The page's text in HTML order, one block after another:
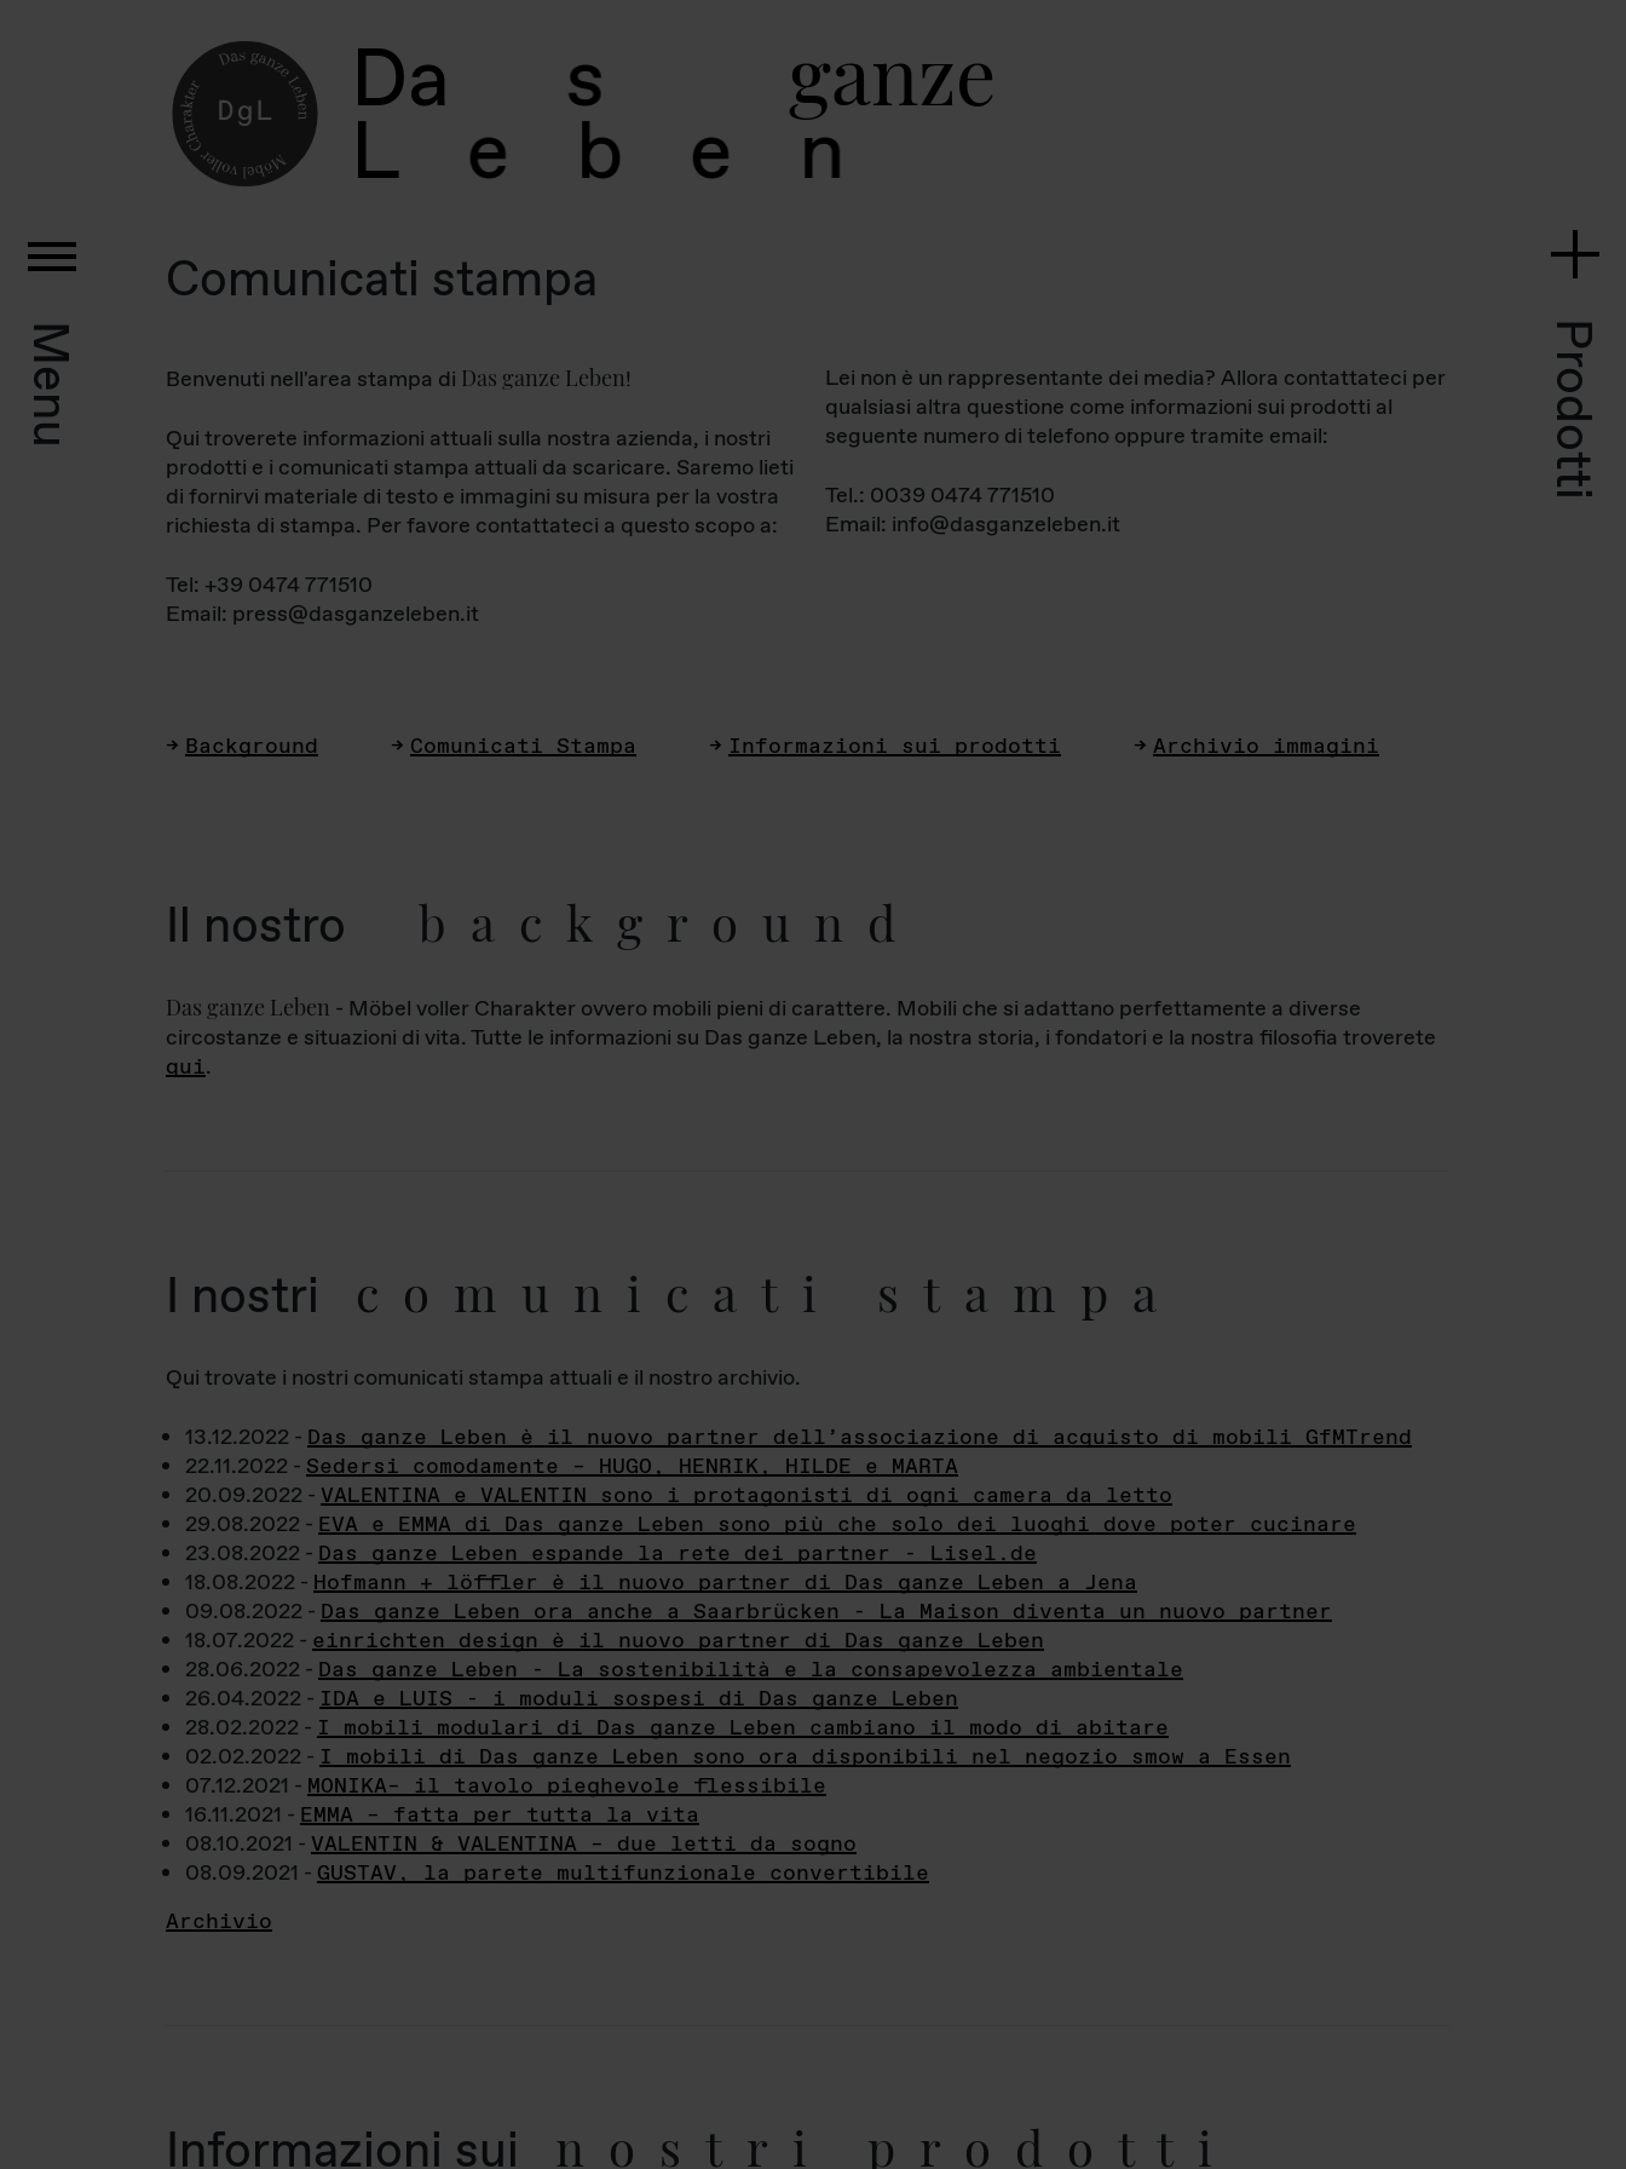
Da s ganz
L e b e
Menu Prodotti
Comunicati stampa
Benvenuti nell'area stampa di Das ganze Leben!
Qui troverete informazioni attuali sulla nostra azienda, i nostri
prodotti e i comunicati stampa attuali da scaricare. Saremo lieti
di fornirvi materiale di testo e immagini su misura per la vostra
richiesta di stampa. Per favore contattateci a questo scopo a:
Tel: +39 0474 771510
Email: press@dasganzeleben.it
Lei non è un rappresentante dei media? Allora contattateci per
qualsiasi altra questione come informazioni sui prodotti al
seguente numero di telefono oppure tramite email:
Tel.: 0039 0474 771510
Email: info@dasganzeleben.it
Background Comunicati Stampa Informazioni sui prodotti Archivio immagini
Il nostro background
Das ganze Leben - Möbel voller Charakter ovvero mobili pieni di carattere. Mobili che si adattano perfettamente a diverse
circostanze e situazioni di vita. Tutte le informazioni su Das ganze Leben, la nostra storia, i fondatori e la nostra filosofia troverete
qui.
I nostri comunicati stampa
Qui trovate i nostri comunicati stampa attuali e il nostro archivio.
13.12.2022 - Das ganze Leben è il nuovo partner dell’associazione di acquisto di mobili GfMTrend
22.11.2022 - Sedersi comodamente – HUGO, HENRIK, HILDE e MARTA
20.09.2022 - VALENTINA e VALENTIN sono i protagonisti di ogni camera da letto
29.08.2022 - EVA e EMMA di Das ganze Leben sono più che solo dei luoghi dove poter cucinare
23.08.2022 - Das ganze Leben espande la rete dei partner - Lisel.de
18.08.2022 - Hofmann + löffler è il nuovo partner di Das ganze Leben a Jena
09.08.2022 - Das ganze Leben ora anche a Saarbrücken - La Maison diventa un nuovo partner
18.07.2022 - einrichten design è il nuovo partner di Das ganze Leben
28.06.2022 - Das ganze Leben - La sostenibilità e la consapevolezza ambientale
26.04.2022 - IDA e LUIS - i moduli sospesi di Das ganze Leben
28.02.2022 - I mobili modulari di Das ganze Leben cambiano il modo di abitare
02.02.2022 - I mobili di Das ganze Leben sono ora disponibili nel negozio smow a Essen
07.12.2021 - MONIKA– il tavolo pieghevole flessibile
16.11.2021 - EMMA – fatta per tutta la vita
08.10.2021 - VALENTIN & VALENTINA – due letti da sogno
08.09.2021 - GUSTAV, la parete multifunzionale convertibile
Archivio
Informazioni sui nostri prodotti